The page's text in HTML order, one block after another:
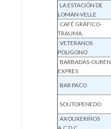
LA ESTACIÓN DE
LOMAN-VELLE
CAFÉ GRÁFICO-
TRAUMA.
VETERANOS
POLIGONO
BARBADAS-OUREN
EXPRES
BAR PACO
SOUTOPENEDO
AXOUXERIÑOS